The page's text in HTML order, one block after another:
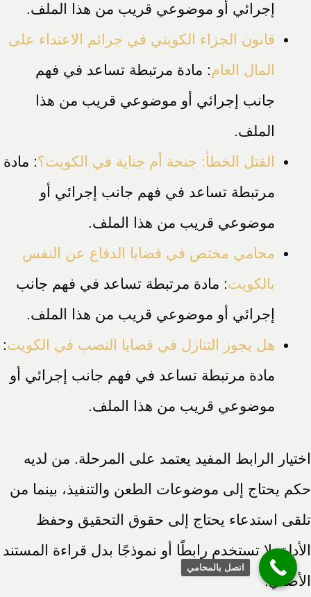
إجرائي أو موضوعي قريب من هذا الملف.
قانون الجزاء الكويتي في جرائم الاعتداء على
المال العام: مادة مرتبطة تساعد في فهم
جانب إجرائي أو موضوعي قريب من هذا
الملف.
القتل الخطأ: جنحة أم جناية في الكويت؟: مادة
مرتبطة تساعد في فهم جانب إجرائي أو
موضوعي قريب من هذا الملف.
محامي مختص في قضايا الدفاع عن النفس
بالكويت: مادة مرتبطة تساعد في فهم جانب
إجرائي أو موضوعي قريب من هذا الملف.
هل يجوز التنازل في قضايا النصب في الكويت:
مادة مرتبطة تساعد في فهم جانب إجرائي أو
موضوعي قريب من هذا الملف.
اختيار الرابط المفيد يعتمد على المرحلة. من لديه
حكم يحتاج إلى موضوعات الطعن والتنفيذ، بينما من
تلقى استدعاء يحتاج إلى حقوق التحقيق وحفظ
الأدلة. لا تستخدم رابطًا أو نموذجًا بدل قراءة المستند
الأصلي.
اتصل بالمحامي